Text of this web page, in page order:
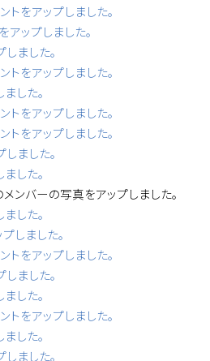
トをアップしました。
ップしました。
ました。
トをアップしました。
した。
トをアップしました。
トをアップしました。
ました。
した。
ンバーの写真をアップしました。
した。
しました。
トをアップしました。
ました。
した。
トをアップしました。
した。
ました。